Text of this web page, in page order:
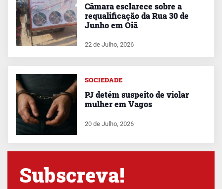
Câmara esclarece sobre a
requalificação da Rua 30 de
Junho em Oiã
22 de Julho, 2026
SOCIEDADE
PJ detém suspeito de violar
mulher em Vagos
20 de Julho, 2026
Subscreva!